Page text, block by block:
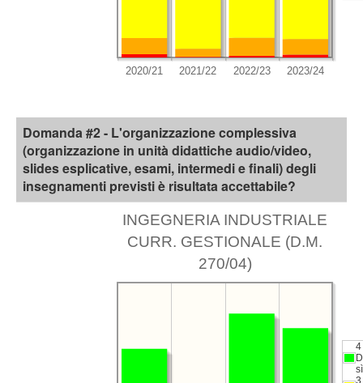
Domanda #2 - L'organizzazione complessiva
(organizzazione in unità didattiche audio/video,
slides esplicative, esami, intermedi e finali) degli
insegnamenti previsti è risultata accettabile?
INGEGNERIA INDUSTRIALE
CURR. GESTIONALE (D.M.
270/04)
4
sì
3